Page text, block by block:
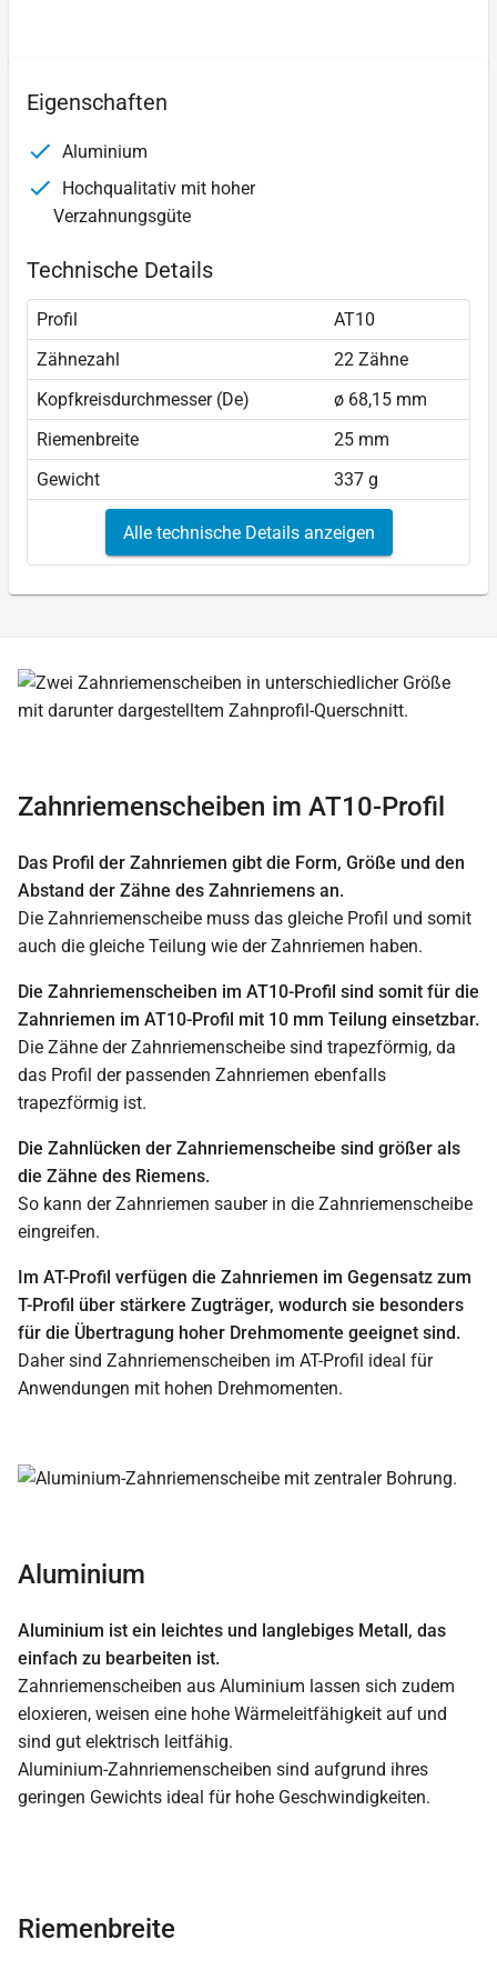
Eigenschaften
Aluminium
Hochqualitativ mit hoher
Verzahnungsgüte
Technische Details
Profil
AT10
Zähnezahl
22 Zähne
Kopfkreisdurchmesser (De)
ø 68,15 mm
Riemenbreite
25 mm
Gewicht
337 g
Alle technische Details anzeigen
Zahnriemenscheiben im AT10-Profil
Das Profil der Zahnriemen gibt die Form, Größe und den
Abstand der Zähne des Zahnriemens an.
Die Zahnriemenscheibe muss das gleiche Profil und somit
auch die gleiche Teilung wie der Zahnriemen haben.
Die Zahnriemenscheiben im AT10-Profil sind somit für die
Zahnriemen im AT10-Profil mit 10 mm Teilung einsetzbar.
Die Zähne der Zahnriemenscheibe sind trapezförmig, da
das Profil der passenden Zahnriemen ebenfalls
trapezförmig ist.
Die Zahnlücken der Zahnriemenscheibe sind größer als
die Zähne des Riemens.
So kann der Zahnriemen sauber in die Zahnriemenscheibe
eingreifen.
Im AT-Profil verfügen die Zahnriemen im Gegensatz zum
T-Profil über stärkere Zugträger, wodurch sie besonders
für die Übertragung hoher Drehmomente geeignet sind.
Daher sind Zahnriemenscheiben im AT-Profil ideal für
Anwendungen mit hohen Drehmomenten.
Aluminium
Aluminium ist ein leichtes und langlebiges Metall, das
einfach zu bearbeiten ist.
Zahnriemenscheiben aus Aluminium lassen sich zudem
eloxieren, weisen eine hohe Wärmeleitfähigkeit auf und
sind gut elektrisch leitfähig.
Aluminium-Zahnriemenscheiben sind aufgrund ihres
geringen Gewichts ideal für hohe Geschwindigkeiten.
Riemenbreite